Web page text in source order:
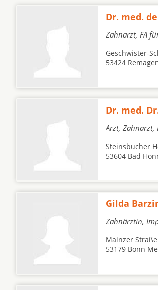
Dr. med.
Zahnarzt, FA
Geschwister-
53424
Dr. med.
Arzt, Zahnarzt,
Steinsbücher
53604 Bad
Gilda
Zahnärztin,
Mainzer
53179 Bonn